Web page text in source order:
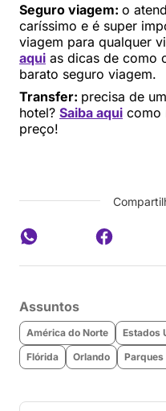
Seguro viagem: o
caríssimo e é super
viagem para qualquer
aqui as dicas de como
barato seguro viagem.
Transfer: precisa de
hotel? Saiba aqui como
preço!
Assuntos
América do Norte Estados
Flórida
Orlando Parques